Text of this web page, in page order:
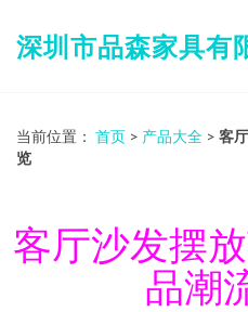
深圳市品森家具有
当前位置： 首页 > 产品大全 > 客
览
客厅沙发摆
品潮